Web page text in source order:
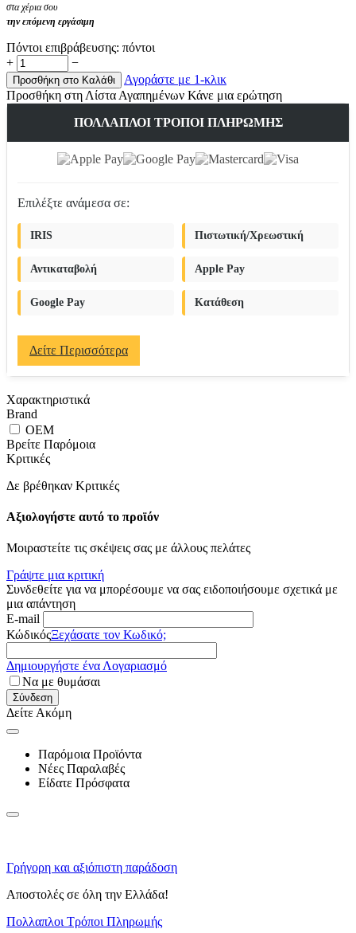
στα χέρια σου
την επόμενη εργάσιμη
Πόντοι επιβράβευσης: πόντοι
+
−
Προσθήκη στο Καλάθι
Αγοράστε με 1-κλικ
Προσθήκη στη Λίστα Αγαπημένων Κάνε μια ερώτηση
ΠΟΛΛΑΠΛΟΊ ΤΡΌΠΟΙ ΠΛΗΡΩΜΉΣ
Επιλέξτε ανάμεσα σε:
IRIS Πιστωτική/Χρεωστική
Αντικαταβολή Apple Pay
Google Pay Κατάθεση
Δείτε Περισσότερα
Χαρακτηριστικά
Brand
OEM
Βρείτε Παρόμοια
Κριτικές
Δε βρέθηκαν Κριτικές
Αξιολογήστε αυτό το προϊόν
Μοιραστείτε τις σκέψεις σας με άλλους πελάτες
Γράψτε μια κριτική
Συνδεθείτε για να μπορέσουμε να σας ειδοποιήσουμε σχετικά με
μια απάντηση
E-mail
ΚώδικόςΞεχάσατε τον Κωδικό;
Δημιουργήστε ένα Λογαριασμό
Να με θυμάσαι
Σύνδεση
Δείτε Ακόμη
Παρόμοια Προϊόντα
Νέες Παραλαβές
Είδατε Πρόσφατα
Γρήγορη και αξιόπιστη παράδοση
Αποστολές σε όλη την Ελλάδα!
Πολλαπλοι Τρόποι Πληρωμής